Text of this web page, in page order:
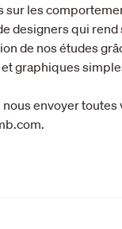
les
designers qui rend
de nos études
graphiques
envoyer toutes